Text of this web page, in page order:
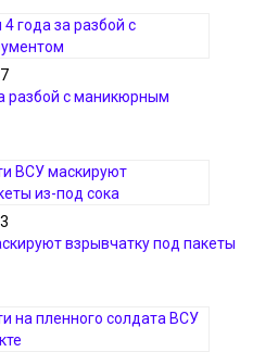
разбой с маникюрным
взрывчатку под пакеты